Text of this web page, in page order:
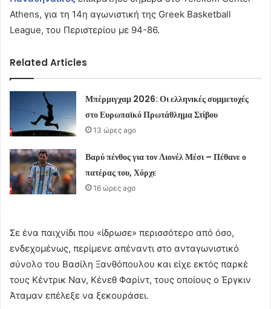
Athens, για τη 14η αγωνιστική της Greek Basketball
League, του Περιστερίου με 94-86.
Related Articles
Μπέρμιγχαμ 2026: Οι ελληνικές συμμετοχές
στο Ευρωπαϊκό Πρωτάθλημα Στίβου
13 ώρες ago
Βαρύ πένθος για τον Λιονέλ Μέσι – Πέθανε ο
πατέρας του, Χόρχε
16 ώρες ago
Σε ένα παιχνίδι που «ίδρωσε» περισσότερο από όσο,
ενδεχομένως, περίμενε απέναντι στο ανταγωνιστικό
σύνολο του Βασίλη Ξανθόπουλου και είχε εκτός παρκέ
τους Κέντρικ Ναν, Κένεθ Φαρίντ, τους οποίους ο Έργκιν
Άταμαν επέλεξε να ξεκουράσει.